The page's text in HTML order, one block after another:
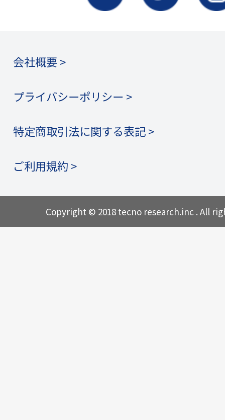
会社概要 >
プライバシーポリシー >
特定商取引法に関する表記 >
ご利用規約 >
Copyright © 2018 tecno research.inc . All